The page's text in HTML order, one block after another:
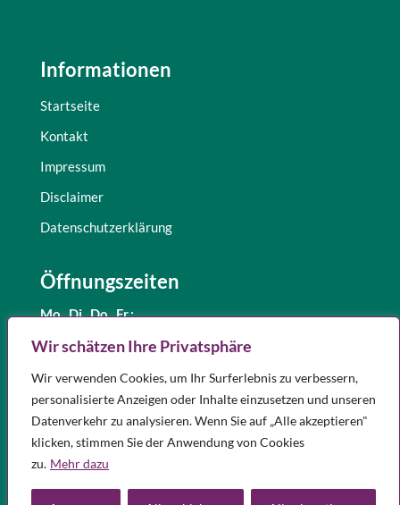
Wir schätzen Ihre Privatsphäre
Wir verwenden Cookies, um Ihr Surferlebnis zu verbessern,
personalisierte Anzeigen oder Inhalte einzusetzen und unseren
Datenverkehr zu analysieren. Wenn Sie auf „Alle akzeptieren"
klicken, stimmen Sie der Anwendung von Cookies
zu. Mehr dazu
Informationen
Startseite
Kontakt
Impressum
Disclaimer
Datenschutzerklärung
Öffnungszeiten
Mo., Di.,Do., Fr.:
und 15.00 – 18.00 Uhr
Mittwoch:8.30 – 12.30 Uhr
Samstag:9.00 – 12.00 Uhr
Notdienst
Apotheken in Ihrer Nähe, die Notdienst haben, finden Sie